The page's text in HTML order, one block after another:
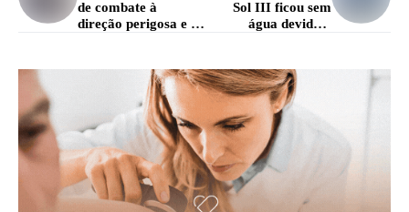
de combate à
direção perigosa e à
Sol III ficou sem
água devido a
Copasa